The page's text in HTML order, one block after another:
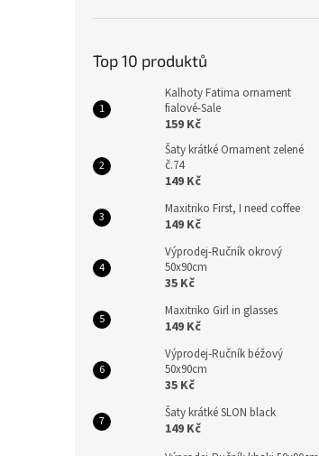
Top 10 produktů
Kalhoty Fatima ornament
fialové-Sale
159 Kč
Šaty krátké Ornament zelené
č.74
149 Kč
Maxitriko First, I need coffee
149 Kč
Výprodej-Ručník okrový
50x90cm
35 Kč
Maxitriko Girl in glasses
149 Kč
Výprodej-Ručník béžový
50x90cm
35 Kč
Šaty krátké SLON black
149 Kč